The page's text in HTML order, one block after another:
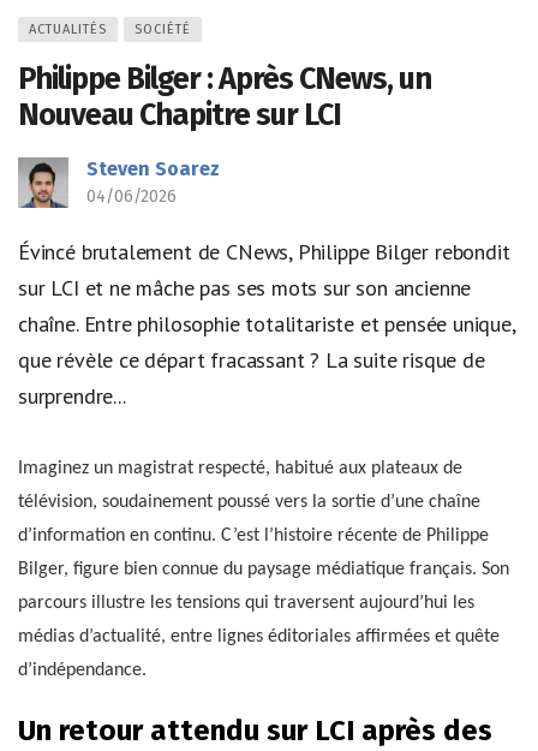
ACTUALITÉS SOCIÉTÉ
Philippe Bilger : Après CNews, un
Nouveau Chapitre sur LCI
Steven Soarez
04/06/2026
Évincé brutalement de CNews, Philippe Bilger rebondit
sur LCI et ne mâche pas ses mots sur son ancienne
chaîne. Entre philosophie totalitariste et pensée unique,
que révèle ce départ fracassant ? La suite risque de
surprendre...
Imaginez un magistrat respecté, habitué aux plateaux de
télévision, soudainement poussé vers la sortie d’une chaîne
d’information en continu. C’est l’histoire récente de Philippe
Bilger, figure bien connue du paysage médiatique français. Son
parcours illustre les tensions qui traversent aujourd’hui les
médias d’actualité, entre lignes éditoriales affirmées et quête
d’indépendance.
Un retour attendu sur LCI après des